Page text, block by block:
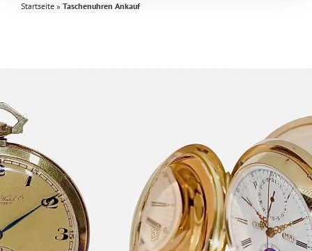
Startseite » Taschenuhren Ankauf